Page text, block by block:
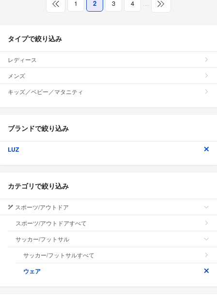
1 2 3 4 …
タイプで絞り込み
レディース
メンズ
キッズ／ベビー／マタニティ
ブランドで絞り込み
LUZ
カテゴリで絞り込み
スポーツ/アウトドア
スポーツ/アウトドアすべて
サッカー/フットサル
サッカー/フットサルすべて
ウェア